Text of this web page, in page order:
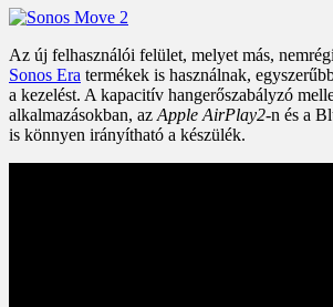
Az új felhasználói felület, melyet más,
Sonos Era termékek is használnak,
a kezelést. A kapacitív hangerőszabályzó
alkalmazásokban, az Apple AirPlay2-n és a
is könnyen irányítható a készülék.